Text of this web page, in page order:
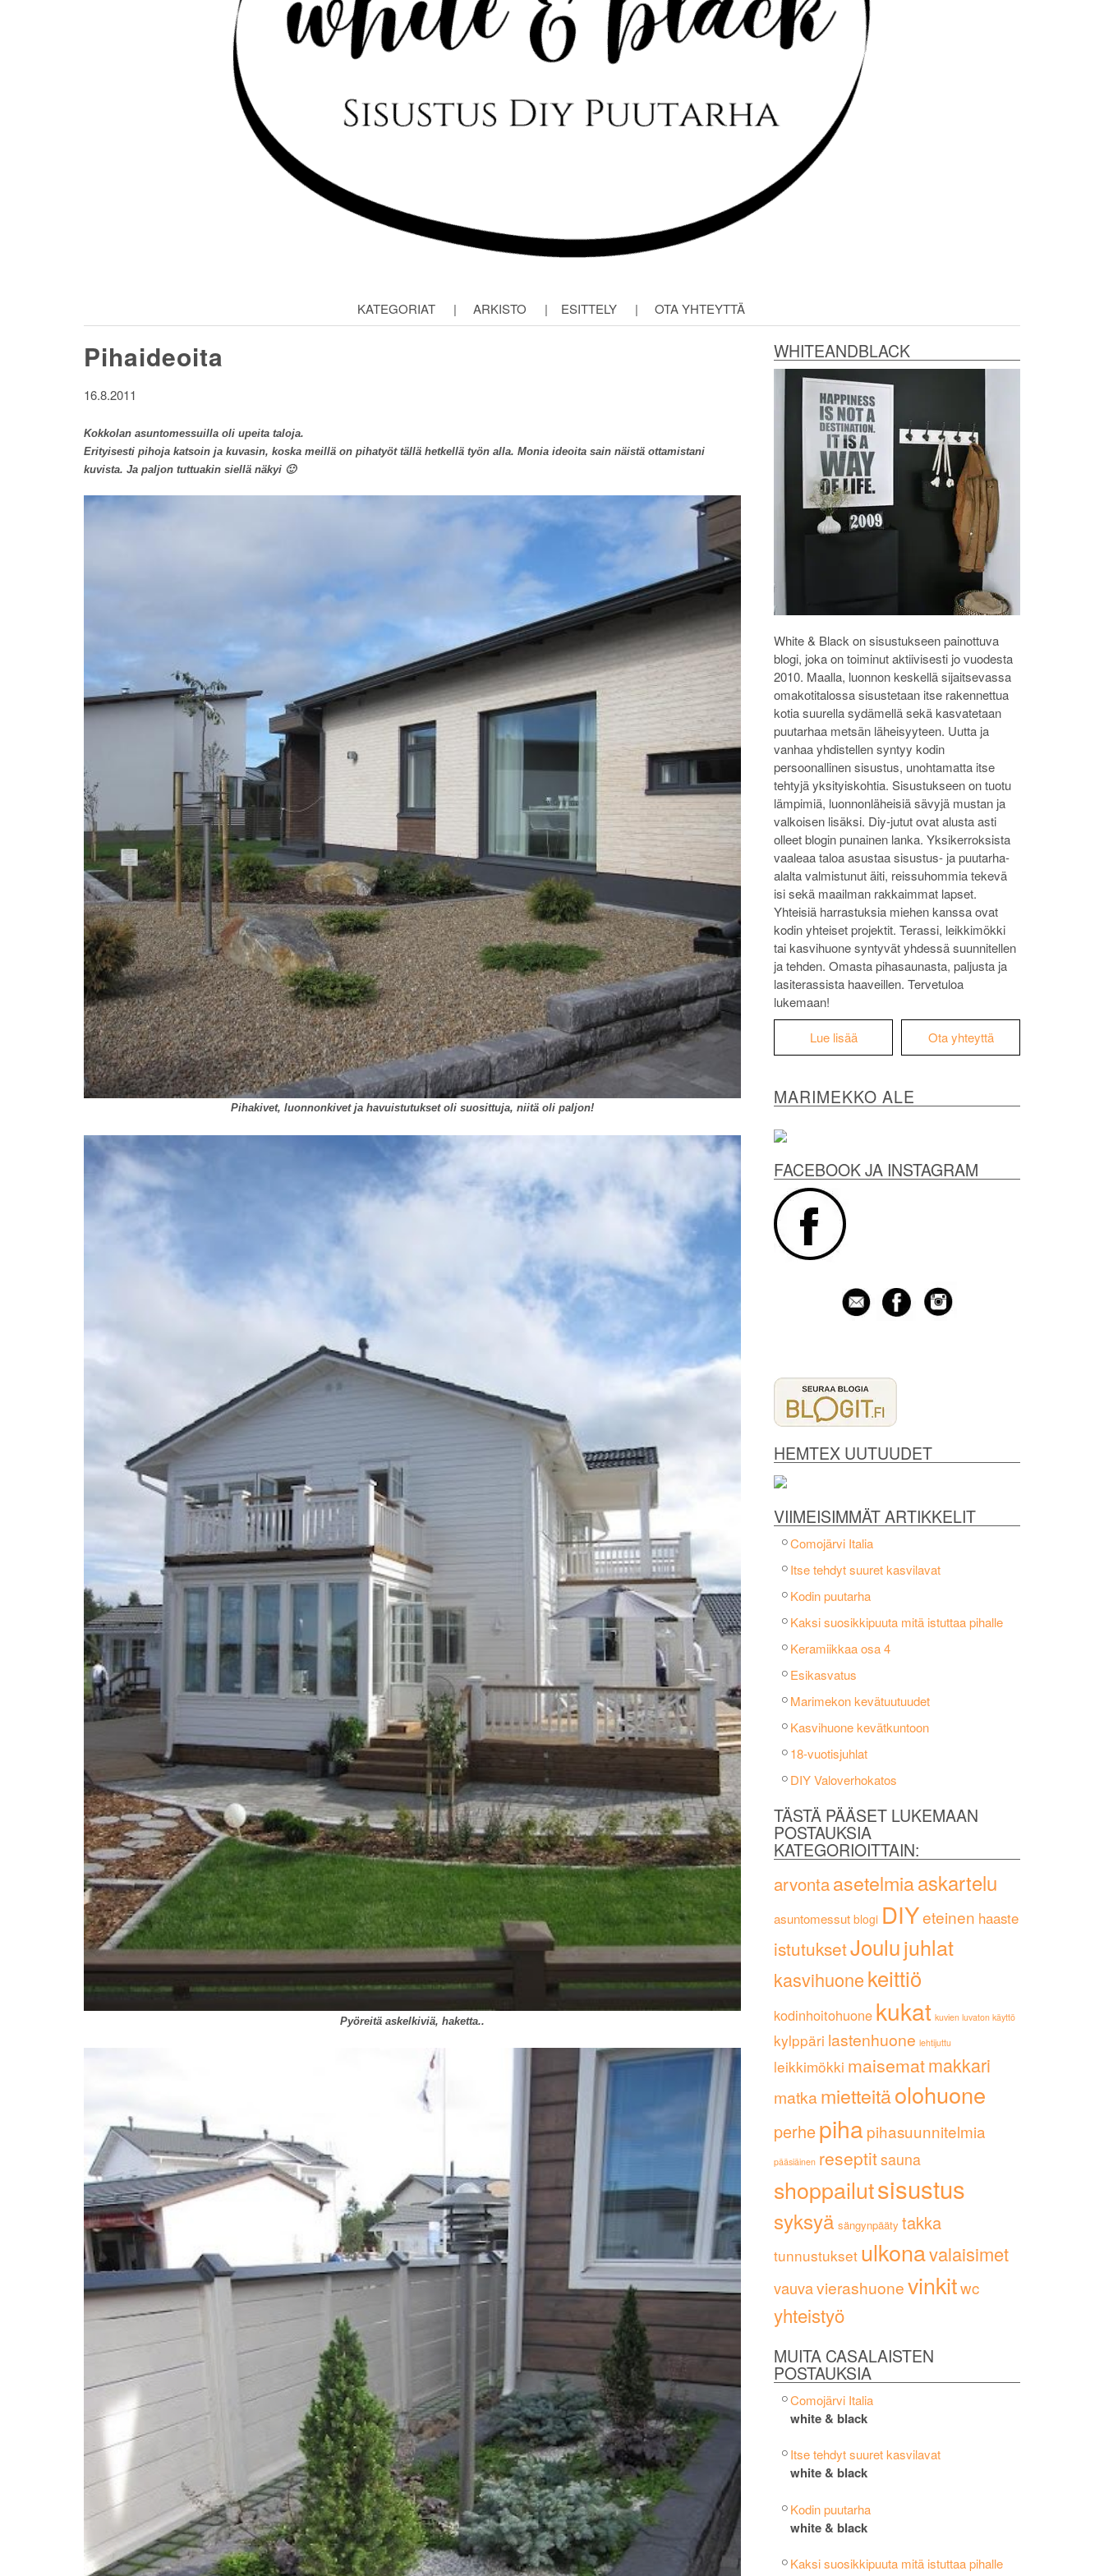
KATEGORIAT | ARKISTO | ESITTELY | OTA YHTEYTTÄ
WHITEANDBLACK
White & Black on sisustukseen painottuva
blogi, joka on toiminut aktiivisesti jo vuodesta
2010. Maalla, luonnon keskellä sijaitsevassa
omakotitalossa sisustetaan itse rakennettua
kotia suurella sydämellä sekä kasvatetaan
puutarhaa metsän läheisyyteen. Uutta ja
vanhaa yhdistellen syntyy kodin
persoonallinen sisustus, unohtamatta itse
tehtyjä yksityiskohtia. Sisustukseen on tuotu
lämpimiä, luonnonläheisiä sävyjä mustan ja
valkoisen lisäksi. Diy-jutut ovat alusta asti
olleet blogin punainen lanka. Yksikerroksista
vaaleaa taloa asustaa sisustus- ja puutarha-
alalta valmistunut äiti, reissuhommia tekevä
isi sekä maailman rakkaimmat lapset.
Yhteisiä harrastuksia miehen kanssa ovat
kodin yhteiset projektit. Terassi, leikkimökki
tai kasvihuone syntyvät yhdessä suunnitellen
ja tehden. Omasta pihasaunasta, paljusta ja
lasiterassista haaveillen. Tervetuloa
lukemaan!
Lue lisää Ota yhteyttä
MARIMEKKO ALE
FACEBOOK JA INSTAGRAM
HEMTEX UUTUUDET
VIIMEISIMMÄT ARTIKKELIT
Comojärvi Italia
Itse tehdyt suuret kasvilavat
Kodin puutarha
Kaksi suosikkipuuta mitä istuttaa pihalle
Keramiikkaa osa 4
Esikasvatus
Marimekon kevätuutuudet
Kasvihuone kevätkuntoon
18-vuotisjuhlat
DIY Valoverhokatos
TÄSTÄ PÄÄSET LUKEMAAN
POSTAUKSIA
KATEGORIOITTAIN:
arvontaasetelmiaaskartelu
asuntomessut blogi DIYeteinen haaste
istutuksetJoulujuhlat
kasvihuonekeittiö
kodinhoitohuone kukat kuvien luvaton käyttö
kylppäri lastenhuone lehtijuttu
leikkimökki maisematmakkari
matkamietteitäolohuone
perhepihapihasuunnitelmia
pääsiäinen reseptitsauna
shoppailutsisustus
syksyä sängynpääty takka
tunnustukset ulkonavalaisimet
vauvavierashuonevinkitwc
yhteistyö
MUITA CASALAISTEN
POSTAUKSIA
Comojärvi Italia
white & black
Itse tehdyt suuret kasvilavat
white & black
Kodin puutarha
white & black
Kaksi suosikkipuuta mitä istuttaa pihalle
Pihaideoita
16.8.2011
Kokkolan asuntomessuilla oli upeita taloja.
Erityisesti pihoja katsoin ja kuvasin, koska meillä on pihatyöt tällä hetkellä työn alla. Monia ideoita sain näistä ottamistani
kuvista. Ja paljon tuttuakin siellä näkyi 🙂
Pihakivet, luonnonkivet ja havuistutukset oli suosittuja, niitä oli paljon!
Pyöreitä askelkiviä, haketta..